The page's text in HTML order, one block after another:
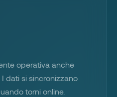
operativa anche
dati si sincronizzano
torni online.